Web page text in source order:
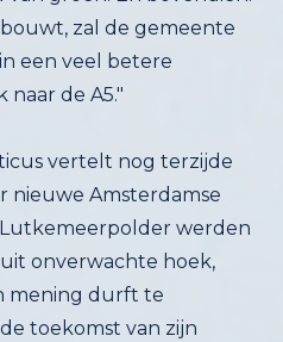
de A5."
vertelt nog terzijde
nieuwe Amsterdamse
werden
uit onverwachte hoek,
van mening durft te
de toekomst van zijn
van de strijd om de